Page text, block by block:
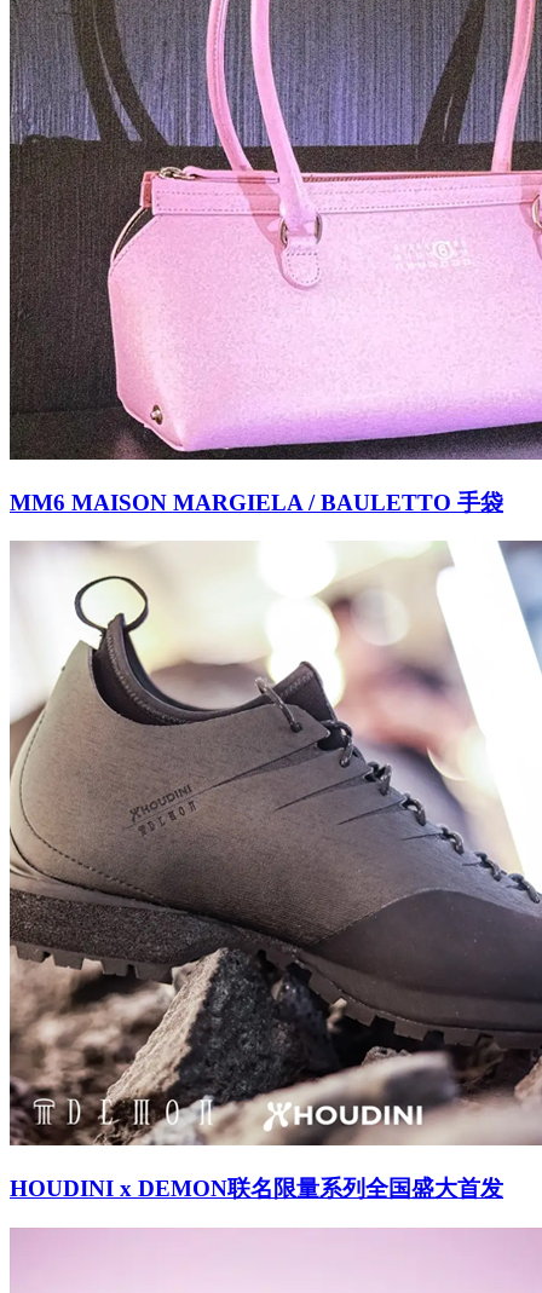
MM6 MAISON MARGIELA / BAULETTO 手袋
HOUDINI x DEMON联名限量系列全国盛大首发